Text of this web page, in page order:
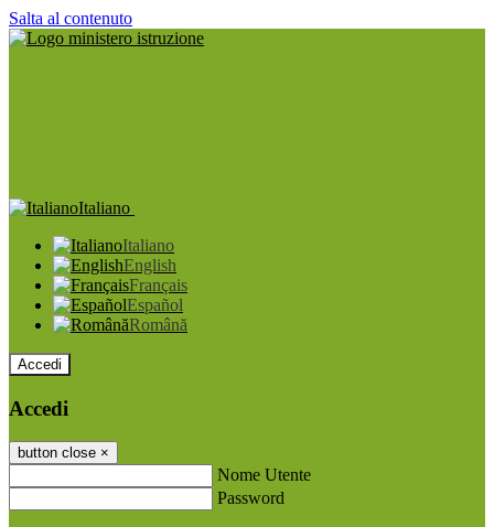
Salta al contenuto
Italiano
Italiano
English
Français
Español
Română
Accedi
Accedi
button close ×
Nome Utente
Password